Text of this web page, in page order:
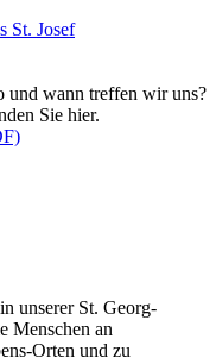
St. Josef
und wann treffen wir uns?
Sie hier.
unserer St. Georg-
Menschen an
Orten und zu